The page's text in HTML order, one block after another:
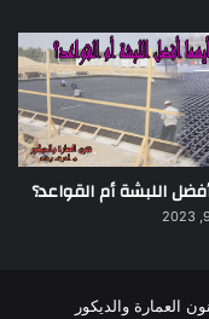
اللبشة أم القواعد؟
العمارة والديكور